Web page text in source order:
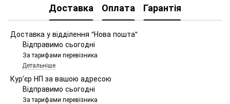
Доставка Оплата Гарантія
Доставка у відділення "Нова пошта"
Відправимо сьогодні
За тарифами перевізника
Детальніше
Курʼєр НП за вашою адресою
Відправимо сьогодні
За тарифами перевізника